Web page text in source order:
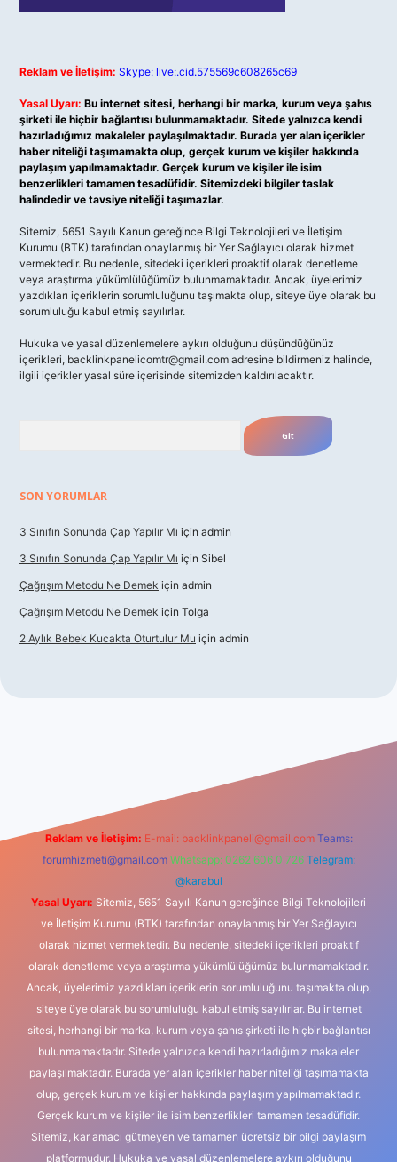
Reklam ve İletişim: Skype: live:.cid.575569c608265c69
Yasal Uyarı: Bu internet sitesi, herhangi bir marka, kurum veya şahıs
şirketi ile hiçbir bağlantısı bulunmamaktadır. Sitede yalnızca kendi
hazırladığımız makaleler paylaşılmaktadır. Burada yer alan içerikler
haber niteliği taşımamakta olup, gerçek kurum ve kişiler hakkında
paylaşım yapılmamaktadır. Gerçek kurum ve kişiler ile isim
benzerlikleri tamamen tesadüfidir. Sitemizdeki bilgiler taslak
halindedir ve tavsiye niteliği taşımazlar.
Sitemiz, 5651 Sayılı Kanun gereğince Bilgi Teknolojileri ve İletişim
Kurumu (BTK) tarafından onaylanmış bir Yer Sağlayıcı olarak hizmet
vermektedir. Bu nedenle, sitedeki içerikleri proaktif olarak denetleme
veya araştırma yükümlülüğümüz bulunmamaktadır. Ancak, üyelerimiz
yazdıkları içeriklerin sorumluluğunu taşımakta olup, siteye üye olarak bu
sorumluluğu kabul etmiş sayılırlar.
Hukuka ve yasal düzenlemelere aykırı olduğunu düşündüğünüz
içerikleri, backlinkpanelicomtr@gmail.com adresine bildirmeniz halinde,
ilgili içerikler yasal süre içerisinde sitemizden kaldırılacaktır.
SON YORUMLAR
3 Sınıfın Sonunda Çap Yapılır Mı için admin
3 Sınıfın Sonunda Çap Yapılır Mı için Sibel
Çağrışım Metodu Ne Demek için admin
Çağrışım Metodu Ne Demek için Tolga
2 Aylık Bebek Kucakta Oturtulur Mu için admin
Reklam ve İletişim: E-mail: backlinkpaneli@gmail.com Teams:
forumhizmeti@gmail.com Whatsapp: 0262 606 0 726 Telegram:
@karabul
Yasal Uyarı: Sitemiz, 5651 Sayılı Kanun gereğince Bilgi Teknolojileri
ve İletişim Kurumu (BTK) tarafından onaylanmış bir Yer Sağlayıcı
olarak hizmet vermektedir. Bu nedenle, sitedeki içerikleri proaktif
olarak denetleme veya araştırma yükümlülüğümüz bulunmamaktadır.
Ancak, üyelerimiz yazdıkları içeriklerin sorumluluğunu taşımakta olup,
siteye üye olarak bu sorumluluğu kabul etmiş sayılırlar. Bu internet
sitesi, herhangi bir marka, kurum veya şahıs şirketi ile hiçbir bağlantısı
bulunmamaktadır. Sitede yalnızca kendi hazırladığımız makaleler
paylaşılmaktadır. Burada yer alan içerikler haber niteliği taşımamakta
olup, gerçek kurum ve kişiler hakkında paylaşım yapılmamaktadır.
Gerçek kurum ve kişiler ile isim benzerlikleri tamamen tesadüfidir.
Sitemiz, kar amacı gütmeyen ve tamamen ücretsiz bir bilgi paylaşım
platformudur. Hukuka ve yasal düzenlemelere aykırı olduğunu